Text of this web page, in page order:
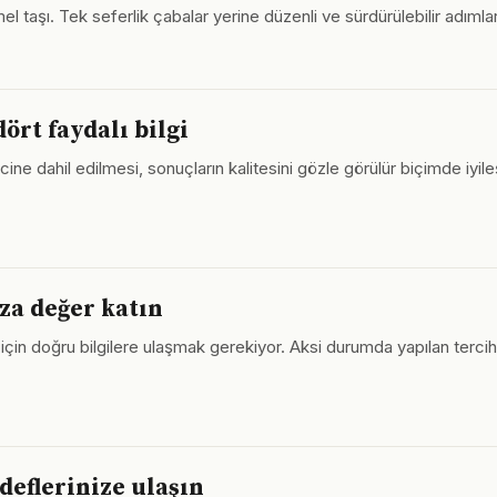
taşı. Tek seferlik çabalar yerine düzenli ve sürdürülebilir adımlar
faydalı bilgi
dahil edilmesi, sonuçların kalitesini gözle görülür biçimde
değer katın
doğru bilgilere ulaşmak gerekiyor. Aksi durumda yapılan
ulaşın